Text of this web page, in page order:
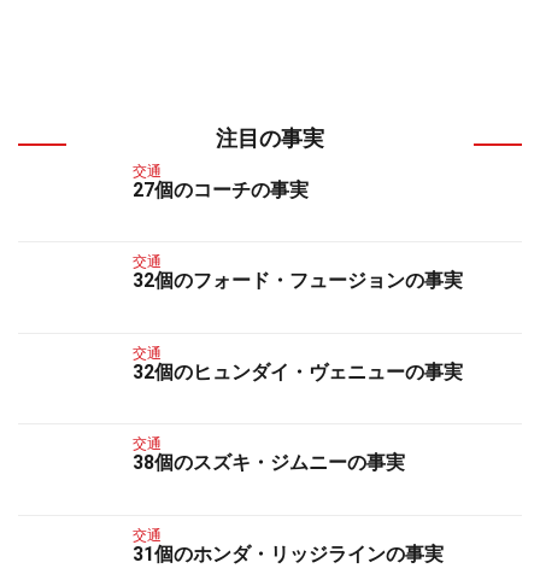
注目の事実
交通
27個のコーチの事実
交通
32個のフォード・フュージョンの事実
交通
32個のヒュンダイ・ヴェニューの事実
交通
38個のスズキ・ジムニーの事実
交通
31個のホンダ・リッジラインの事実